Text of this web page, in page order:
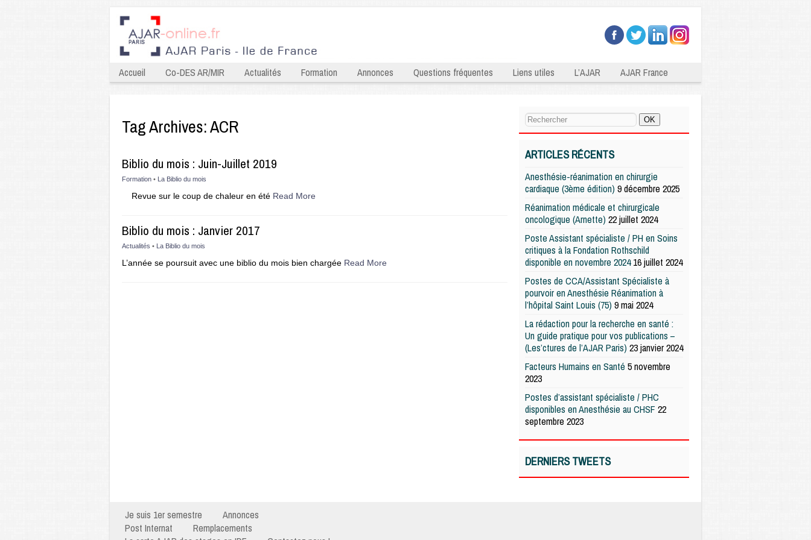
Accueil Co-DES AR/MIR Actualités Formation Annonces Questions fréquentes Liens utiles L’AJAR AJAR France
Tag Archives:ACR
Biblio du mois : Juin-Juillet 2019
Formation • La Biblio du mois
Revue sur le coup de chaleur en été Read More
Biblio du mois : Janvier 2017
Actualités • La Biblio du mois
L’année se poursuit avec une biblio du mois bien chargée Read More
ARTICLES RÉCENTS
Anesthésie-réanimation en chirurgie
cardiaque (3ème édition) 9 décembre 2025
Réanimation médicale et chirurgicale
oncologique (Arnette) 22 juillet 2024
Poste Assistant spécialiste / PH en Soins
critiques à la Fondation Rothschild
disponible en novembre 2024 16 juillet 2024
Postes de CCA/Assistant Spécialiste à
pourvoir en Anesthésie Réanimation à
l’hôpital Saint Louis (75) 9 mai 2024
La rédaction pour la recherche en santé :
Un guide pratique pour vos publications –
(Les’ctures de l’AJAR Paris) 23 janvier 2024
Facteurs Humains en Santé 5 novembre
2023
Postes d’assistant spécialiste / PHC
disponibles en Anesthésie au CHSF 22
septembre 2023
DERNIERS TWEETS
Je suis 1er semestre
Annonces
Post Internat
Remplacements